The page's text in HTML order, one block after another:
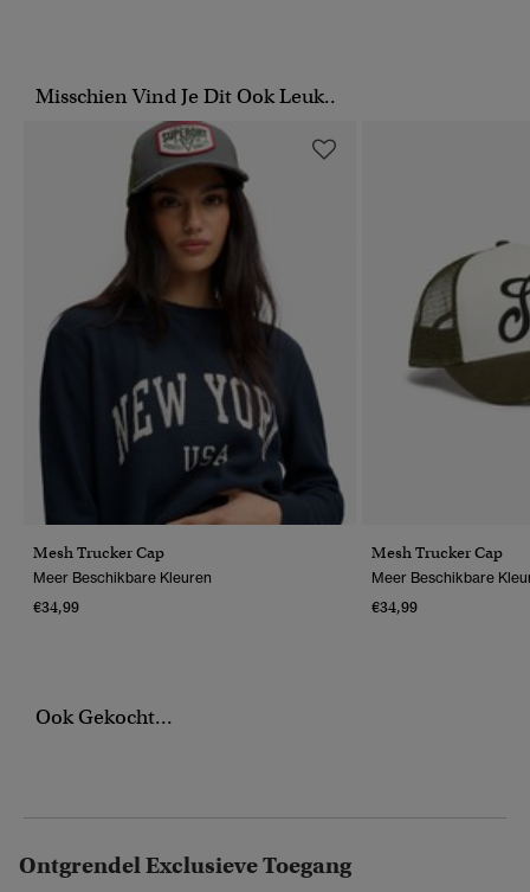
Misschien Vind Je Dit Ook Leuk..
Mesh Trucker Cap
Meer Beschikbare Kleuren
€34,99
Mesh Trucker Cap
Meer Beschikbare
€34,99
Ook Gekocht...
Ontgrendel Exclusieve Toegang